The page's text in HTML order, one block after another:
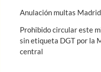
Anulación multas
Prohibido circular este
sin etiqueta DGT por la
central